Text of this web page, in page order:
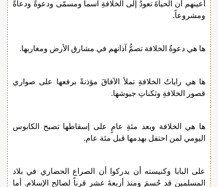
أعينهم أن الحياةَ تعودُ إلى الخلافةِ اسماً ومسمّى ودعوةً ودعاةً
ومشروعاً.
ها هي دعوةُ الخلافة تصمُّ آذانهم في مشارق الأرض ومغاربها.
ها هي راياتُ الخلافةِ تملأ الآفاقَ مؤذنةً برفعها على صواري
قصور الخلافةِ وثكناتِ جيوشها.
ها هي الخلافة وبعد مئةِ عامٍ على إسقاطها تصبح الكابوس
اليومي لمن احتفل بهدمها قبل مئة عام.
على البابا وكنيسته أن يدركوا أن الصراع الحضاري في بلاد
المسلمين قد حُسمَ ومنذ أربعةَ عشر قرناً لصالح الإسلام. أما